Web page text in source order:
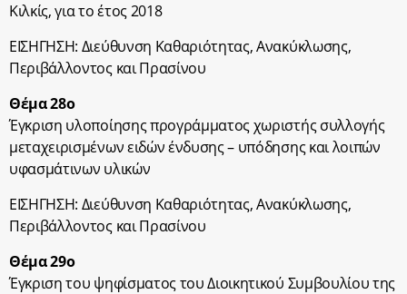
Κιλκίς, για το έτος 2018
ΕΙΣΗΓΗΣΗ: Διεύθυνση Καθαριότητας, Ανακύκλωσης,
Περιβάλλοντος και Πρασίνου
Θέμα 28ο
Έγκριση υλοποίησης προγράμματος χωριστής συλλογής
μεταχειρισμένων ειδών ένδυσης – υπόδησης και λοιπών
υφασμάτινων υλικών
ΕΙΣΗΓΗΣΗ: Διεύθυνση Καθαριότητας, Ανακύκλωσης,
Περιβάλλοντος και Πρασίνου
Θέμα 29ο
Έγκριση του ψηφίσματος του Διοικητικού Συμβουλίου της